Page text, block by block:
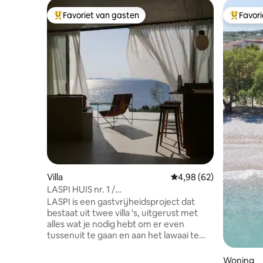
Topfavoriet van gasten
Favoriet van gasten
Villa Gemiddelde
4,98 (62)
LASPI HUIS nr. 1 /
PRIVÉZWEMBAD/UITZICHT OP ZEE
LASPI is een gastvrijheidsproject dat
bestaat uit twee villa 's, uitgerust met
alles wat je nodig hebt om er even
tussenuit te gaan en aan het lawaai te
Woning